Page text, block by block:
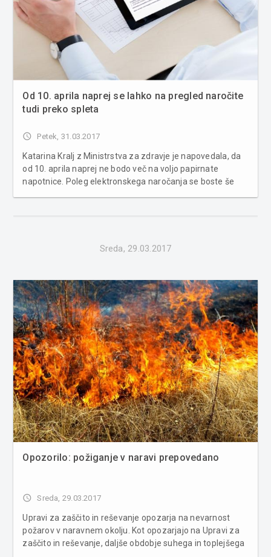
Od 10. aprila naprej se lahko na pregled naročite
tudi preko spleta
access_time Petek, 31.03.2017
Katarina Kralj z Ministrstva za zdravje je napovedala, da
od 10. aprila naprej ne bodo več na voljo papirnate
napotnice. Poleg elektronskega naročanja se boste še
Sreda, 29.03.2017
Opozorilo: požiganje v naravi prepovedano
access_time Sreda, 29.03.2017
Upravi za zaščito in reševanje opozarja na nevarnost
požarov v naravnem okolju. Kot opozarjajo na Upravi za
zaščito in reševanje, daljše obdobje suhega in toplejšega